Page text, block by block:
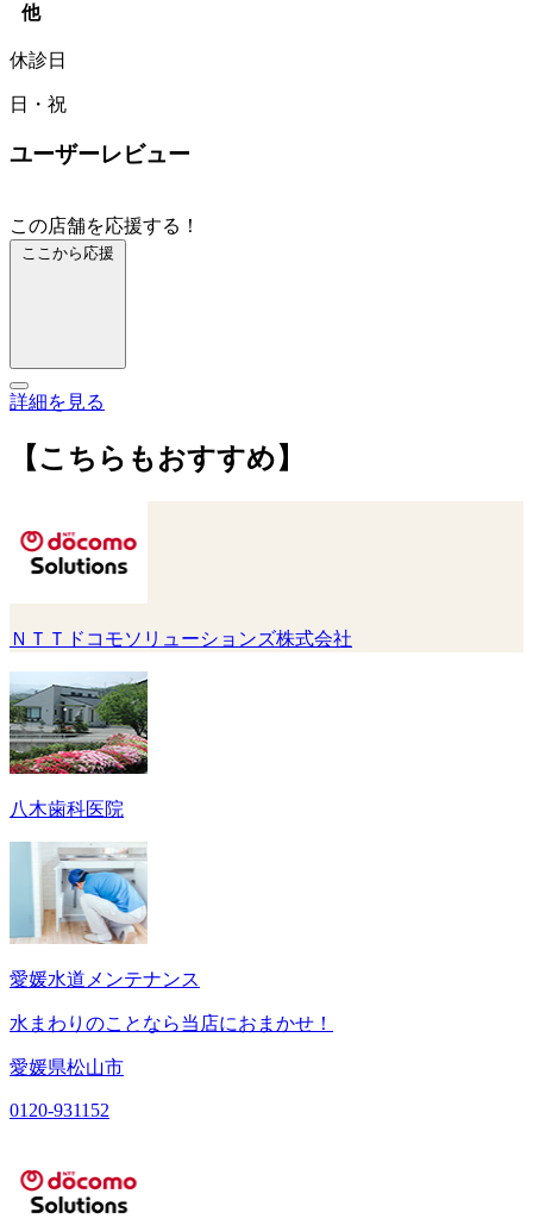
他
休診日
日・祝
ユーザーレビュー
この店舗を応援する！
ここから応援
詳細を見る
【こちらもおすすめ】
ＮＴＴドコモソリューションズ株式会社
八木歯科医院
愛媛水道メンテナンス
水まわりのことなら当店におまかせ！
愛媛県松山市
0120-931152